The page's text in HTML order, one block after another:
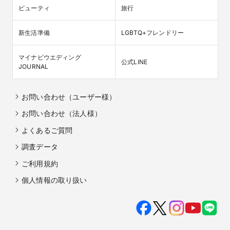
ビューティ 旅行
新生活準備 LGBTQ+フレンドリー
マイナビウエディング
JOURNAL
公式LINE
お問い合わせ（ユーザー様）
お問い合わせ（法人様）
よくあるご質問
調査データ
ご利用規約
個人情報の取り扱い